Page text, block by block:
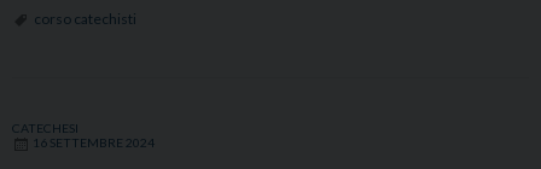
corso catechisti
CATECHESI
16 SETTEMBRE 2024